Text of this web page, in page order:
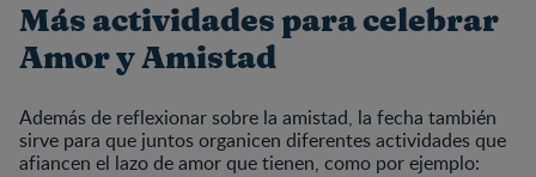
Más actividades para celebrar
Amor y Amistad
Además de reflexionar sobre la amistad, la fecha también
sirve para que juntos organicen diferentes actividades que
afiancen el lazo de amor que tienen, como por ejemplo: